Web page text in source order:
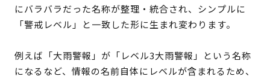
にバラバラだった名称が整理・統合され、シンプルに
「警戒レベル」と一致した形に生まれ変わります。
例えば「大雨警報」が「レベル3大雨警報」という名称
になるなど、情報の名前自体にレベルが含まれるため、